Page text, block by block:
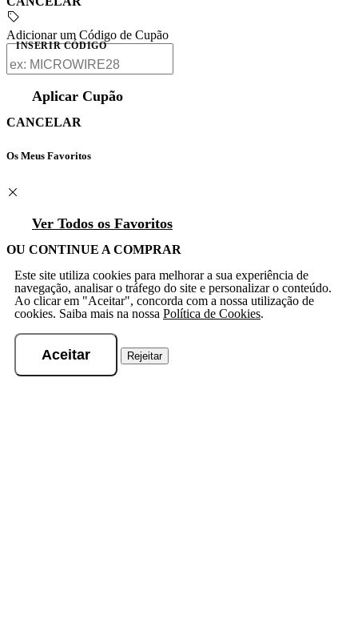
Adicionar um Código de Cupão
INSERIR CÓDIGO
Aplicar Cupão
CANCELAR
Os Meus Favoritos
Ver Todos os Favoritos
OU CONTINUE A COMPRAR
Este site utiliza cookies para melhorar a sua experiência de
navegação, analisar o tráfego do site e personalizar o conteúdo.
Ao clicar em "Aceitar", concorda com a nossa utilização de
cookies. Saiba mais na nossa Política de Cookies.
Aceitar Rejeitar